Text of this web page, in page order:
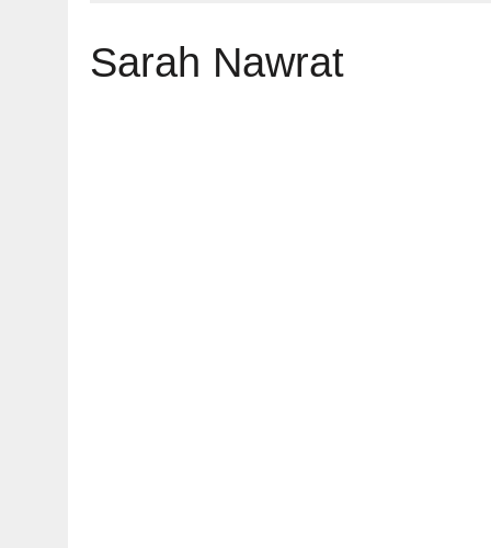
AUGUST 5, 2026 EINLADUNG ZUM TAG DER OFFENEN
JULI 20, 2026 KAFFEE UND KUCHEN AM 04.10.2026 AN
Sarah Nawrat